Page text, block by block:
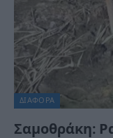
ΔΙΆΦΟΡΑ
Σαμοθράκη: